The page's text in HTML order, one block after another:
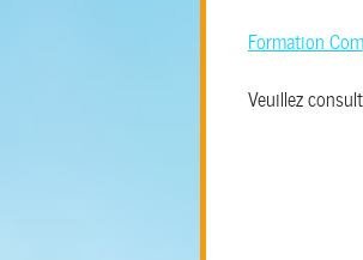
Formation
Veuillez